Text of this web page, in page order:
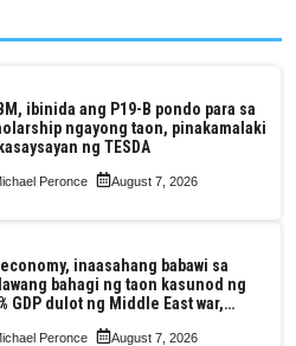
ibinida ang P19-B pondo para sa
ngayong taon, pinakamalaki
ng TESDA
Peronce August 7, 2026
inaasahang babawi sa
bahagi ng taon kasunod ng
GDP dulot ng Middle East war,
ng public construction
Peronce August 7, 2026